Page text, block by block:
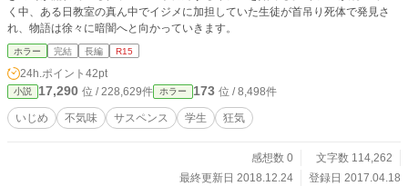
く中、ある日教室の真ん中でイジメに加担していた生徒が首吊り死体で発見さ
れ、物語は徐々に暗闇へと向かっていきます。
ホラー 完結 長編 R15
24h.ポイント 42pt
小説 17,290 位 / 228,629件 ホラー 173 位 / 8,498件
いじめ 不気味 サスペンス 学生 狂気
感想数 0
文字数 114,262
最終更新日 2018.12.24
登録日 2017.04.18